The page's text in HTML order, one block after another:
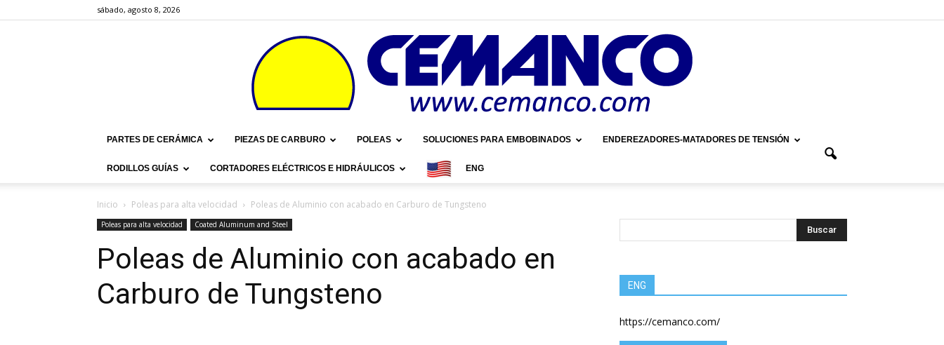
sábado, agosto 8, 2026
Cemanco
PARTES DE CERÁMICA PIEZAS DE CARBURO POLEAS SOLUCIONES PARA EMBOBINADOS ENDEREZADORES-MATADORES DE TENSIÓN
RODILLOS GUÍAS CORTADORES ELÉCTRICOS E HIDRÁULICOS ENG
Inicio Poleas para alta velocidad Poleas de Aluminio con acabado en Carburo de Tungsteno
Poleas para alta velocidad Coated Aluminum and Steel
Poleas de Aluminio con acabado en
Carburo de Tungsteno
ENG
https://cemanco.com/